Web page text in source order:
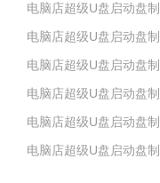
电脑店超级U盘启动盘
电脑店超级U盘启动盘
电脑店超级U盘启动盘
电脑店超级U盘启动盘
电脑店超级U盘启动盘
电脑店超级U盘启动盘